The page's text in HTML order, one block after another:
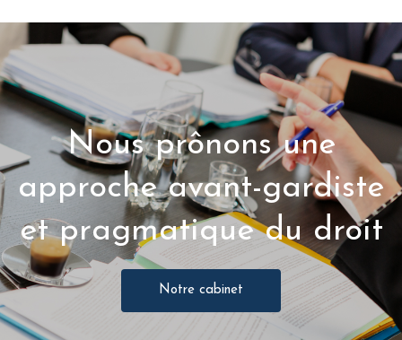
Nous prônons une
approche avant-gardiste
et pragmatique du droit
Notre cabinet